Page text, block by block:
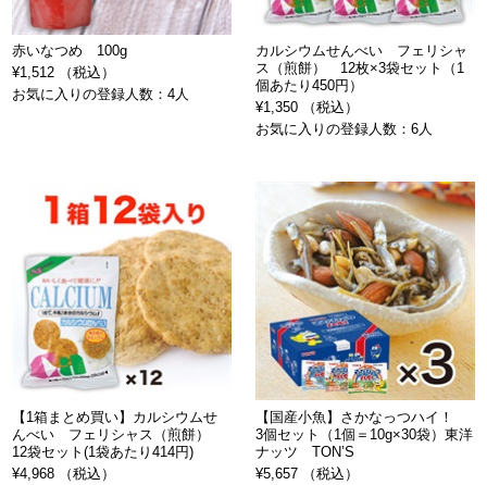
赤いなつめ 100g
¥1,512 （税込）
お気に入りの登録人数：4人
カルシウムせんべい フェリシャ
ス（煎餅） 12枚×3袋セット（1
個あたり450円）
¥1,350 （税込）
お気に入りの登録人数：6人
【1箱まとめ買い】カルシウムせ
んべい フェリシャス（煎餅）
12袋セット(1袋あたり414円)
¥4,968 （税込）
【国産小魚】さかなっつハイ！
3個セット（1個＝10g×30袋）東洋
ナッツ TON’S
¥5,657 （税込）